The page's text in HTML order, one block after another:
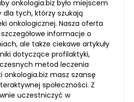
onkologia.biz było miejscem
tych, którzy szukają
onkologicznej. Nasza oferta
informacje o
ale także ciekawe artykuły
dotyczące profilaktyki,
metod leczenia
onkologia.biz masz szansę
społeczności. Z
uczestniczyć w